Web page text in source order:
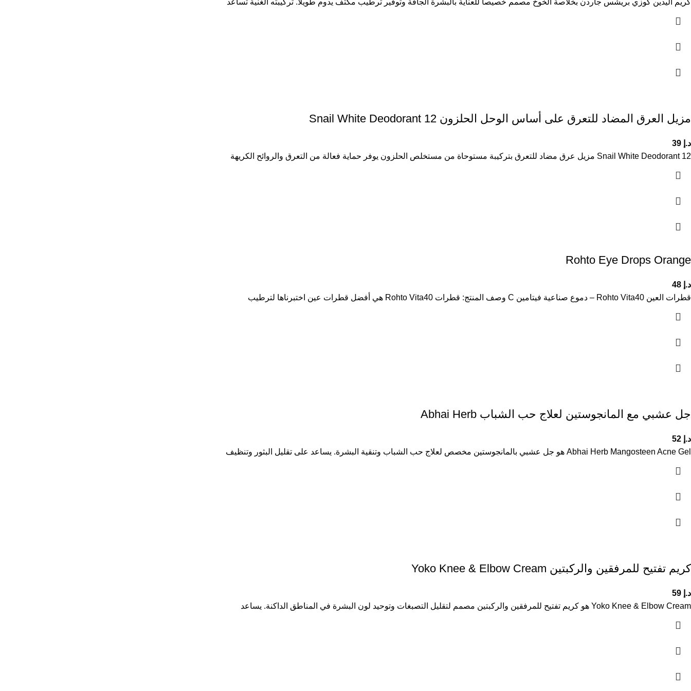
كريم اليدين كوزي بريشس جاردن بخلاصة الخوخ مصمم خصيصاً للعناية بالبشرة الجافة وتوفير ترطيب مكثف يدوم طويلاً. تركيبته الغنية تساعد
مزيل العرق المضاد للتعرق على أساس الوحل الحلزون 12 Snail White Deodorant
د.إ
12 Snail White Deodorant مزيل عرق مضاد للتعرق بتركيبة مستوحاة من مستخلص الحلزون يوفر حماية فعالة من التعرق والروائح الكريهة
Rohto Eye Drops Orange
د.إ
قطرات العين Rohto Vita40 – دموع صناعية فيتامين C وصف المنتج: قطرات Rohto Vita40 هي أفضل قطرات عين اختبرناها لترطيب
جل عشبي مع المانجوستين لعلاج حب الشباب Abhai Herb
د.إ
Abhai Herb Mangosteen Acne Gel هو جل عشبي بالمانجوستين مخصص لعلاج حب الشباب وتنقية البشرة. يساعد على تقليل البثور وتنظيف
كريم تفتيح للمرفقين والركبتين Yoko Knee & Elbow Cream
د.إ
Yoko Knee & Elbow Cream هو كريم تفتيح للمرفقين والركبتين مصمم لتقليل التصبغات وتوحيد لون البشرة في المناطق الداكنة. يساعد